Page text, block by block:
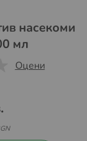
насекоми
мл
Оцени